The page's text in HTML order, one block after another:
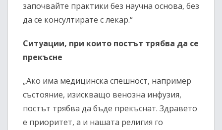
започвайте практики без научна основа, без
да се консултирате с лекар.“
Ситуации, при които постът трябва да се
прекъсне
„Ако има медицинска спешност, например
състояние, изискващо венозна инфузия,
постът трябва да бъде прекъснат. Здравето
е приоритет, а и нашата религия го